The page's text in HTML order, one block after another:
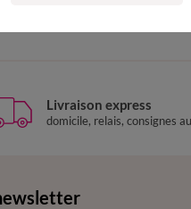
Livraison express
domicile, relais, consignes